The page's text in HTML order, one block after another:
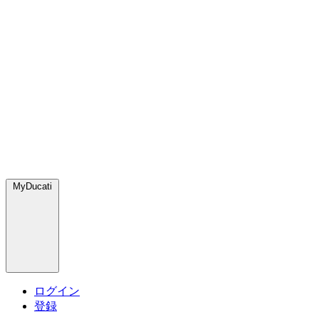
MyDucati
ログイン
登録